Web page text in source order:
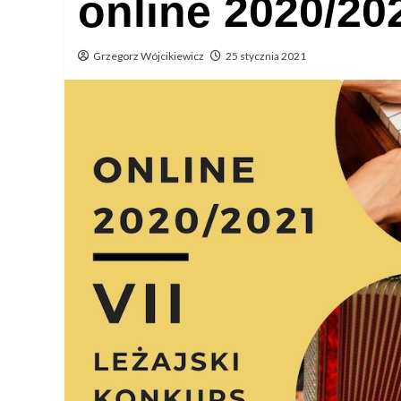
online 2020/
Grzegorz Wójcikiewicz 25 stycznia 2021